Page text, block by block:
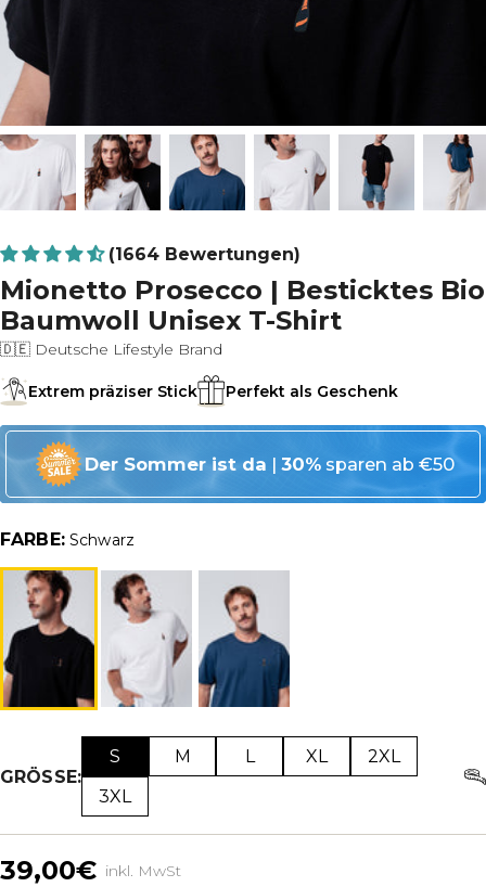
(1664 Bewertungen)
Mionetto Prosecco | Besticktes Bio
Baumwoll Unisex T-Shirt
🇩🇪 Deutsche Lifestyle Brand
Extrem präziser Stick Perfekt als Geschenk
Der Sommer ist da | 30%sparen ab €50
FARBE: Schwarz
GRÖSSE:
S M L XL
2XL
3XL
39,00€ inkl. MwSt